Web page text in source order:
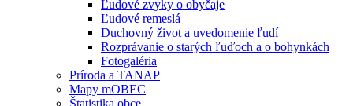
Ľudové zvyky o obyčaje
Ľudové remeslá
Duchovný život a uvedomenie ľudí
Rozprávanie o starých ľuďoch a o bohynkách
Fotogaléria
Príroda a TANAP
Mapy mOBEC
Štatistika obce